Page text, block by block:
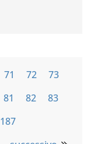
71 72
73
81 82
83
187